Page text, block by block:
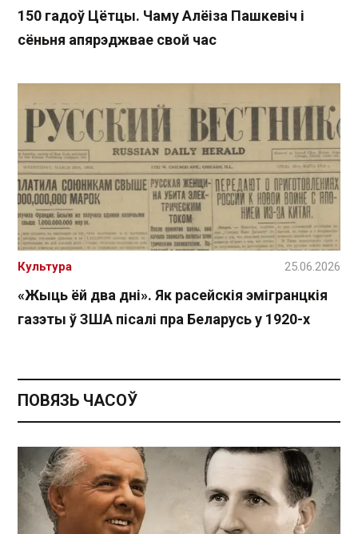
150 гадоў Цётцы. Чаму Алёіза Пашкевіч і
сёньня апярэджвае свой час
«Жыць ёй два дні». Як расейскія эмігранцкія
газэты ў ЗША пісалі пра Беларусь у 1920-х
Культура 25.06.2026
ПОВЯЗЬ ЧАСОЎ